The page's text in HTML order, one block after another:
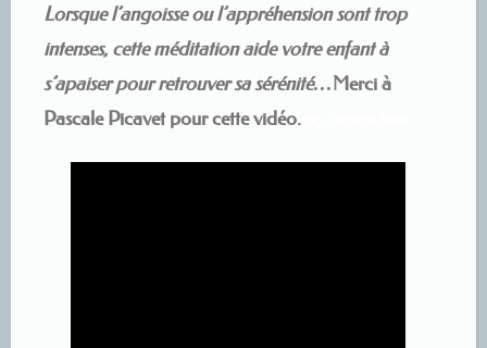
Lorsque l’angoisse ou l’appréhension sont trop
intenses, cette méditation aide votre enfant à
s’apaiser pour retrouver sa sérénité…Merci à
Pascale Picavet pour cette vidéo.